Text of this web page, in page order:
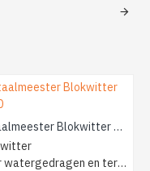
Staalmeester Blokwitter 2910
Voor watergedragen en terpentine